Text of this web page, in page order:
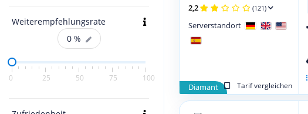
Weiterempfehlungsrate
0 %
0 25 50 75 100
Diamant
Tarif vergleichen
2,2 (121)
Serverstandort